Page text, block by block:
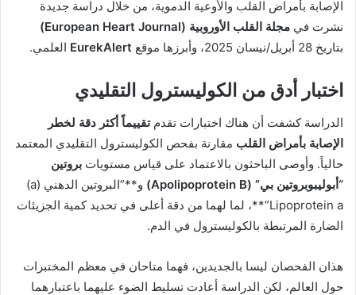
الإصابة بأمراض القلب والأوعية الدموية، من خلال دراسة جديدة
نشرت في مجلة القلب الأوروبية (European Heart Journal)
بتاريخ 28 أبريل/نيسان 2025، وأبرزها موقع
EurekAlert العلمي.
اختبار أدق من الكوليسترول التقليدي
الدراسة كشفت أن هناك اختبارات تقدمتقييماً أكثر دقة لخطر
الإصابة بأمراض القلب مقارنة بفحص الكوليسترول التقليدي المعتمد
حالياً. وأوصى الباحثون بالاعتماد على قياس مستويات بروتين
“أبوليبوبروتين بي” (Apolipoprotein B)
و**”البروتين الدهني (a)
Lipoprotein a”**، لما لهما من دقة أعلى في تحديد كمية الجزيئات
الضارة المرتبطة بالكوليسترول في الدم.
هذان الفحصان ليسا بالجديدين، فهما متاحان في معظم المختبرات
حول العالم، لكن الدراسة أعادت تسليط الضوء عليهما باعتبارهما